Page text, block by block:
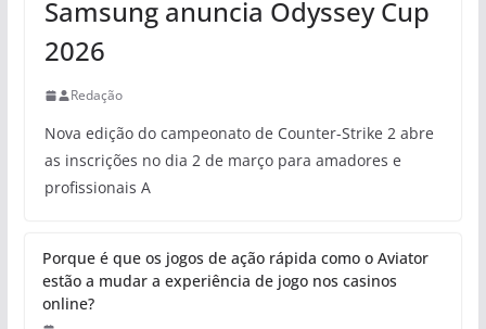
Samsung anuncia Odyssey Cup
2026
Redação
Nova edição do campeonato de Counter-Strike 2 abre
as inscrições no dia 2 de março para amadores e
profissionais A
Porque é que os jogos de ação rápida como o Aviator
estão a mudar a experiência de jogo nos casinos
online?